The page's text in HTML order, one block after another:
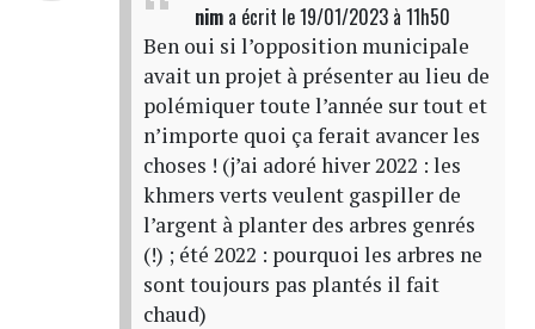
nima écrit le 19/01/2023 à 11h50
Ben oui si l’opposition municipale
avait un projet à présenter au lieu de
polémiquer toute l’année sur tout et
n’importe quoi ça ferait avancer les
choses ! (j’ai adoré hiver 2022 : les
khmers verts veulent gaspiller de
l’argent à planter des arbres genrés
(!) ; été 2022 : pourquoi les arbres ne
sont toujours pas plantés il fait
chaud)